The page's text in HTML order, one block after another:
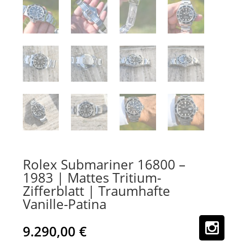
Rolex Submariner 16800 –
1983 | Mattes Tritium-
Zifferblatt | Traumhafte
Vanille-Patina
9.290,00 €